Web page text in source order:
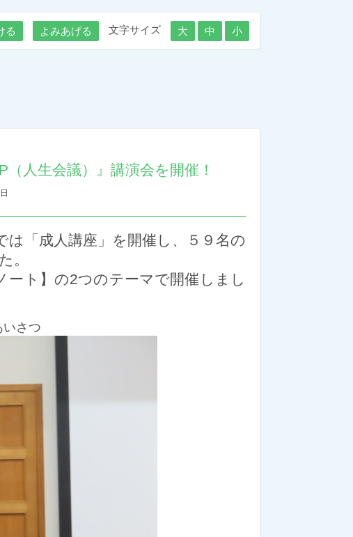
る よみあげる 文字サイズ 大 中 小
人生会議）』講演会を開催！
は「成人講座」を開催し、５９名の
。
ート】の2つのテーマで開催しまし
さつ